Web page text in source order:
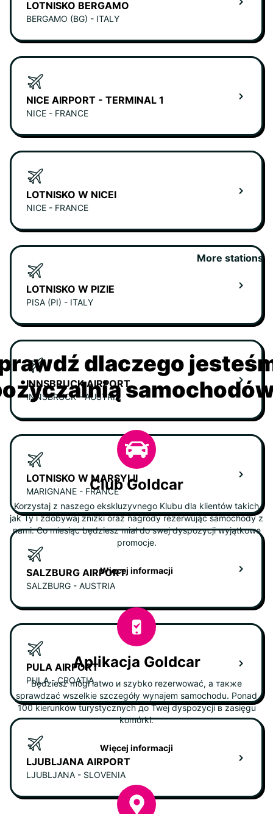
LOTNISKO BERGAMO
BERGAMO (BG) - ITALY
NICE AIRPORT - TERMINAL 1
NICE - FRANCE
LOTNISKO W NICEI
NICE - FRANCE
LOTNISKO W PIZIE
PISA (PI) - ITALY
INNSBRUCK AIRPORT
INNSBRUCK - AUSTRIA
LOTNISKO W MARSYLII
MARIGNANE - FRANCE
SALZBURG AIRPORT
SALZBURG - AUSTRIA
PULA AIRPORT
PULA - CROATIA
LJUBLJANA AIRPORT
LJUBLJANA - SLOVENIA
More stations
dlaczego
Club Goldcar
Korzystaj z naszego ekskluzyvnego Klubu dla klientów takich
jak Ty i zdobywaj zniżki oraz nagrody rezerwując samochody z
nami. Co miesiąc będziesz miał do swej dyspozycji wyjątkowe
promocje.
Więcej informacji
Aplikacja Goldcar
Będziesz mógł łatwo и szybko rezerwować, а также
sprawdzać wszelkie szczegóły wynajem samochodu. Ponad
100 kierunków turystycznych до Twej dyspozycji в zasięgu
komórki.
Więcej informacji